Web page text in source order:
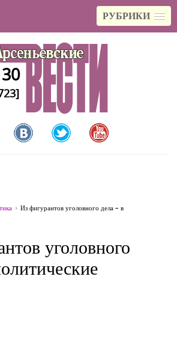
РУБРИКИ
30
Из фигурантов уголовного дела – в
уголовного